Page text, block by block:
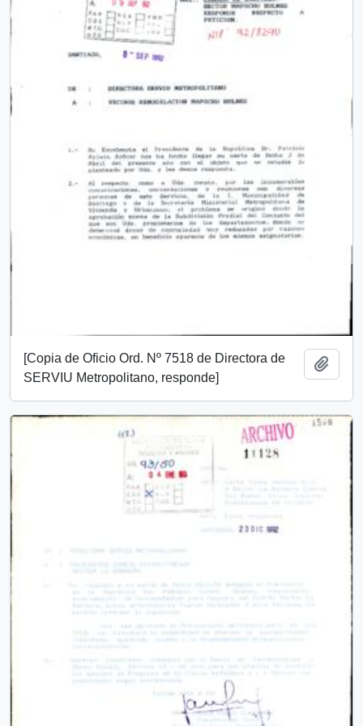
[Copia de Oficio Ord. Nº 7518 de Directora de
SERVIU Metropolitano, responde]